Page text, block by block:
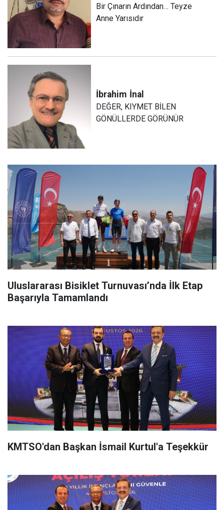
Bir Çınarın Ardından… Teyze
Anne Yarısıdır
İbrahim İnal
DEĞER, KIYMET BİLEN
GÖNÜLLERDE GÖRÜNÜR
Uluslararası Bisiklet Turnuvası’nda İlk Etap
Başarıyla Tamamlandı
KMTSO'dan Başkan İsmail Kurtul'a Teşekkür